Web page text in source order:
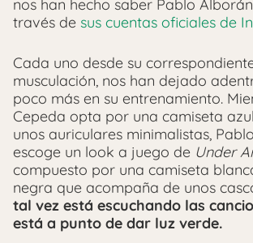
nos han hecho saber Pablo
través de sus cuentas oficiales de
Cada uno desde su
musculación, nos han dejado
poco más en su entrenamiento.
Cepeda opta por una camiseta
unos auriculares minimalistas,
escoge un look a juego de Under
compuesto por una camiseta
negra que acompaña de unos
tal vez está escuchando las
está a punto de dar luz verde.